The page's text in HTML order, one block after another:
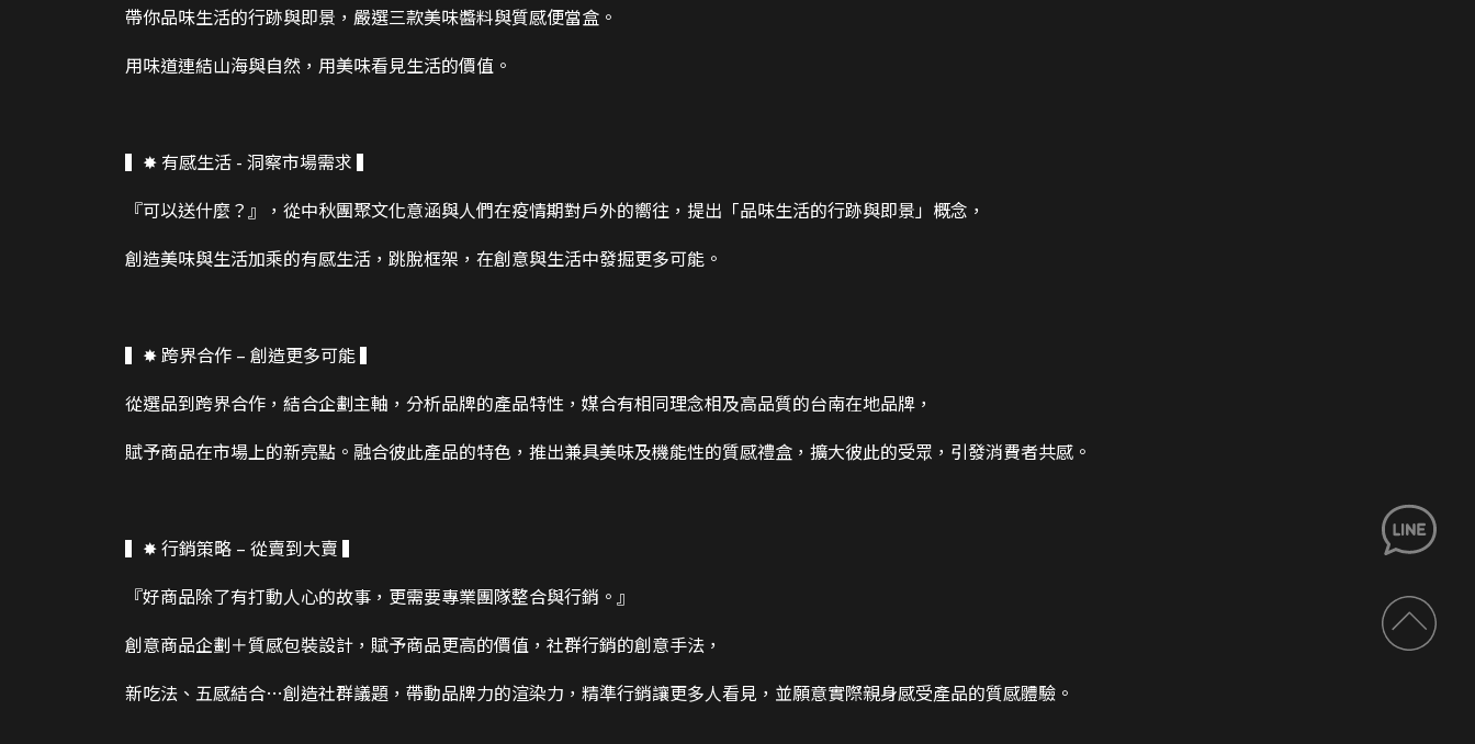
帶你品味生活的行跡與即景，嚴選三款美味醬料與質感便當盒。
用味道連結山海與自然，用美味看見生活的價值。
▍✸ 有感生活 - 洞察市場需求 ▍
『可以送什麼？』，從中秋團聚文化意涵與人們在疫情期對戶外的嚮往，提出「品味生活的行跡與即景」概念，
創造美味與生活加乘的有感生活，跳脫框架，在創意與生活中發掘更多可能。
▍✸ 跨界合作 – 創造更多可能 ▍
從選品到跨界合作，結合企劃主軸，分析品牌的產品特性，媒合有相同理念相及高品質的台南在地品牌，
賦予商品在市場上的新亮點。融合彼此產品的特色，推出兼具美味及機能性的質感禮盒，擴大彼此的受眾，引發消費者共感。
▍✸ 行銷策略 – 從賣到大賣 ▍
『好商品除了有打動人心的故事，更需要專業團隊整合與行銷。』
創意商品企劃＋質感包裝設計，賦予商品更高的價值，社群行銷的創意手法，
新吃法、五感結合…創造社群議題，帶動品牌力的渲染力，精準行銷讓更多人看見，並願意實際親身感受產品的質感體驗。